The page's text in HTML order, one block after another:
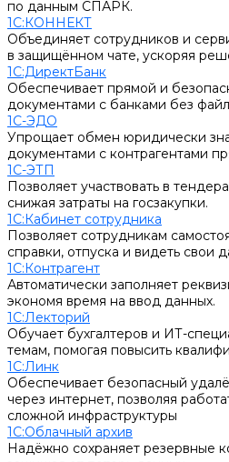
по данным СПАРК.
1С:КОННЕКТ
Объединяет сотрудников и
в защищённом чате, ускоряя
1С:ДиректБанк
Обеспечивает прямой и
документами с банками без
1С-ЭДО
Упрощает обмен юридически
документами с контрагентами
1С-ЭТП
Позволяет участвовать в
снижая затраты на госзакупки.
1С:Кабинет сотрудника
Позволяет сотрудникам
справки, отпуска и видеть свои
1С:Контрагент
Автоматически заполняет
экономя время на ввод данных.
1С:Лекторий
Обучает бухгалтеров и ИТ-
темам, помогая повысить
1С:Линк
Обеспечивает безопасный
через интернет, позволяя
сложной инфраструктуры
1С:Облачный архив
Надёжно сохраняет резервные